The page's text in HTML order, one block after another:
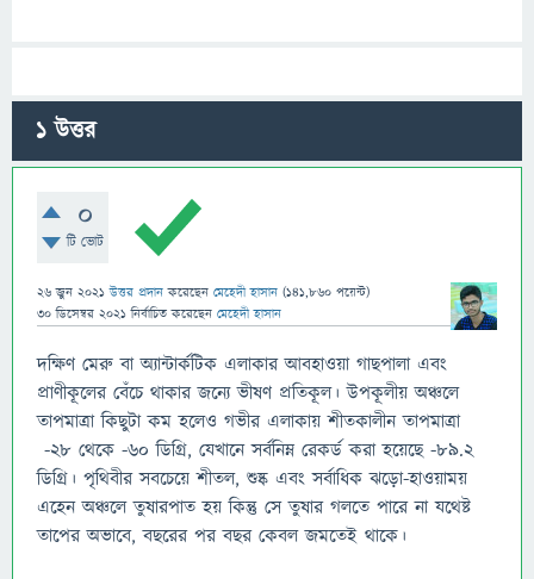
1উত্তর
0
টি ভোট
26 জুন 2021 উত্তর প্রদান করেছেন মেহেদী হাসান (141,860 পয়েন্ট)
30 ডিসেম্বর 2021 নির্বাচিত করেছেন মেহেদী হাসান
দক্ষিণ মেরু বা অ্যান্টার্কটিক এলাকার আবহাওয়া গাছপালা এবং
প্রাণীকূলের বেঁচে থাকার জন্যে ভীষণ প্রতিকূল। উপকূলীয় অঞ্চলে
তাপমাত্রা কিছুটা কম হলেও গভীর এলাকায় শীতকালীন তাপমাত্রা
-২৮ থেকে -৬০ ডিগ্রি, যেখানে সর্বনিম্ন রেকর্ড করা হয়েছে -৮৯.২
ডিগ্রি। পৃথিবীর সবচেয়ে শীতল, শুষ্ক এবং সর্বাধিক ঝড়ো-হাওয়াময়
এহেন অঞ্চলে তুষারপাত হয় কিন্তু সে তুষার গলতে পারে না যথেষ্ট
তাপের অভাবে, বছরের পর বছর কেবল জমতেই থাকে।